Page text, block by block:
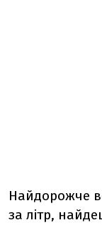
Найдорожче
за літр,